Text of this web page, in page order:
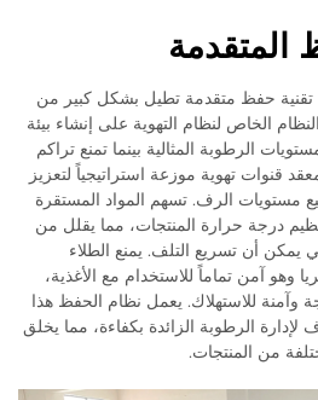
المتقدمة
حفظ متقدمة تطيل بشكل كبير من
الخاص لنظام التهوية على إنشاء بيئة
الرطوبة المثالية بينما تمنع تراكم
قنوات تهوية موزعة استراتيجياً لتعزيز
مستويات الرف. تسهم المواد المستقرة
درجة حرارة المنتجات، مما يقلل من
يمكن أن تسريع التلف. يمنع الطلاء
وهو آمن تماماً للاستخدام مع الأغذية،
وآمنة للاستهلاك. يعمل نظام الحفظ هذا
الرطوبة الزائدة بكفاءة، مما يخلق
من المنتجات.